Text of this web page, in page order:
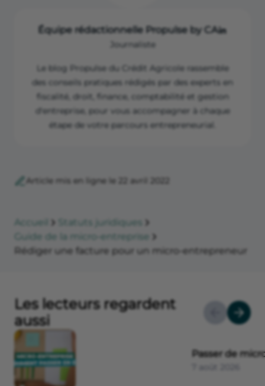
Équipe rédactionnelle Propulse by CA
Journaliste
Le blog Propulse du Crédit Agricole rassemble
des conseils pratiques rédigés par des experts en
fiscalité, droit, finance, comptabilité et gestion
d'entreprise, pour vous accompagner à chaque
étape de votre parcours entrepreneurial.
Article mis en ligne le 22 avril 2022
Accueil
Statuts juridiques
Guide de la micro-entreprise
Rédiger une facture pour un micro-entrepreneur
Les lecteurs regardent
aussi
Passer de